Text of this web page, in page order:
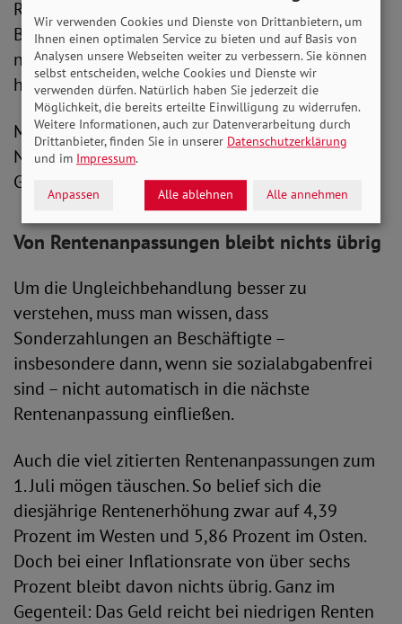
Rentenversicherung und der
Beamtenversorgung um zwei unterschiedliche,
nicht miteinander vergleichbare Systeme
handelt.
Mit seiner Forderung möchte der SoVD keine
Neiddebatte entfachen, sondern eine
Gerechtigkeitslücke schließen.
Von Rentenanpassungen bleibt nichts übrig
Um die Ungleichbehandlung besser zu
verstehen, muss man wissen, dass
Sonderzahlungen an Beschäftigte –
insbesondere dann, wenn sie sozialabgabenfrei
sind – nicht automatisch in die nächste
Rentenanpassung einfließen.
Auch die viel zitierten Rentenanpassungen zum
1. Juli mögen täuschen. So belief sich die
diesjährige Rentenerhöhung zwar auf 4,39
Prozent im Westen und 5,86 Prozent im Osten.
Doch bei einer Inflationsrate von über sechs
Prozent bleibt davon nichts übrig. Ganz im
Gegenteil: Das Geld reicht bei niedrigen Renten
Wir verwenden Cookies und Dienste von Drittanbietern, um
Ihnen einen optimalen Service zu bieten und auf Basis von
Analysen unsere Webseiten weiter zu verbessern. Sie können
selbst entscheiden, welche Cookies und Dienste wir
verwenden dürfen. Natürlich haben Sie jederzeit die
Möglichkeit, die bereits erteilte Einwilligung zu widerrufen.
Weitere Informationen, auch zur Datenverarbeitung durch
Drittanbieter, finden Sie in unserer Datenschutzerklärung
und im Impressum.
Anpassen Alle ablehnen Alle annehmen